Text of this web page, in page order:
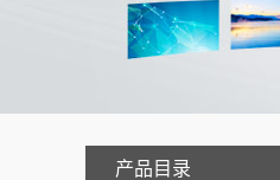
产品目录